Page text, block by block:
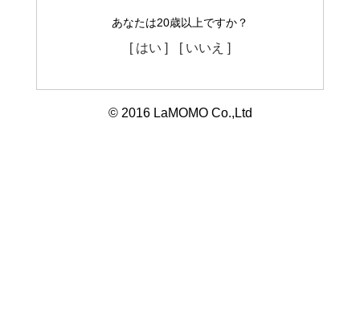
あなたは20歳以上ですか？
[ はい ] [ いいえ ]
© 2016 LaMOMO Co.,Ltd